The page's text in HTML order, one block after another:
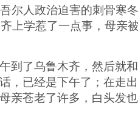
尔人政治迫害的刺骨寒
上学惹了一点事，母亲
到了乌鲁木齐，然后就
，已经是下午了；在走
亲苍老了许多，白头发